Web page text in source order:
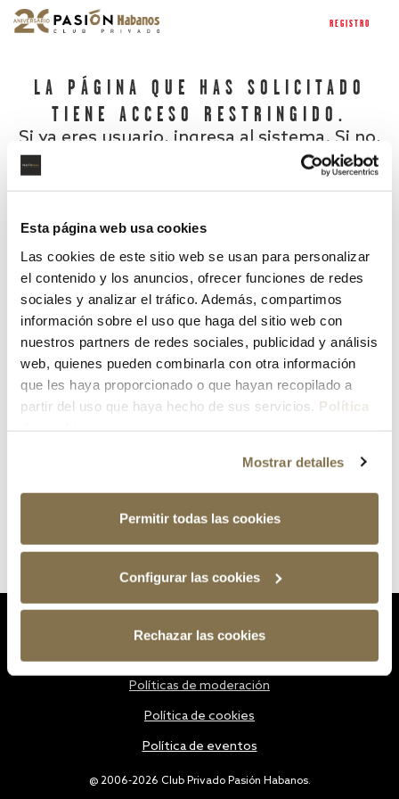
Esta página web usa cookies
Las cookies de este sitio web se usan para personalizar
el contenido y los anuncios, ofrecer funciones de redes
sociales y analizar el tráfico. Además, compartimos
información sobre el uso que haga del sitio web con
nuestros partners de redes sociales, publicidad y análisis
web, quienes pueden combinarla con otra información
que les haya proporcionado o que hayan recopilado a
partir del uso que haya hecho de sus servicios. Política
Mostrar detalles
Permitir todas las cookies
Configurar las cookies
Rechazar las cookies
REGISTRO
LA PÁGINA QUE HAS SOLICITADO
TIENE ACCESO RESTRINGIDO.
Si ya eres usuario, ingresa al sistema. Si no,
¿Has olvidado tu contraseña?
@ 2006-2026 Club Privado Pasión Habanos.
Políticas de moderación
Política de cookies
Política de eventos